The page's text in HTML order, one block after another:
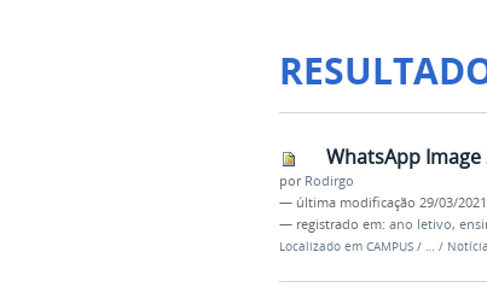
WhatsApp Image
por Rodirgo
— última modificação 29/03/
— registrado em: ano letivo,
Localizado em CAMPUS / … /